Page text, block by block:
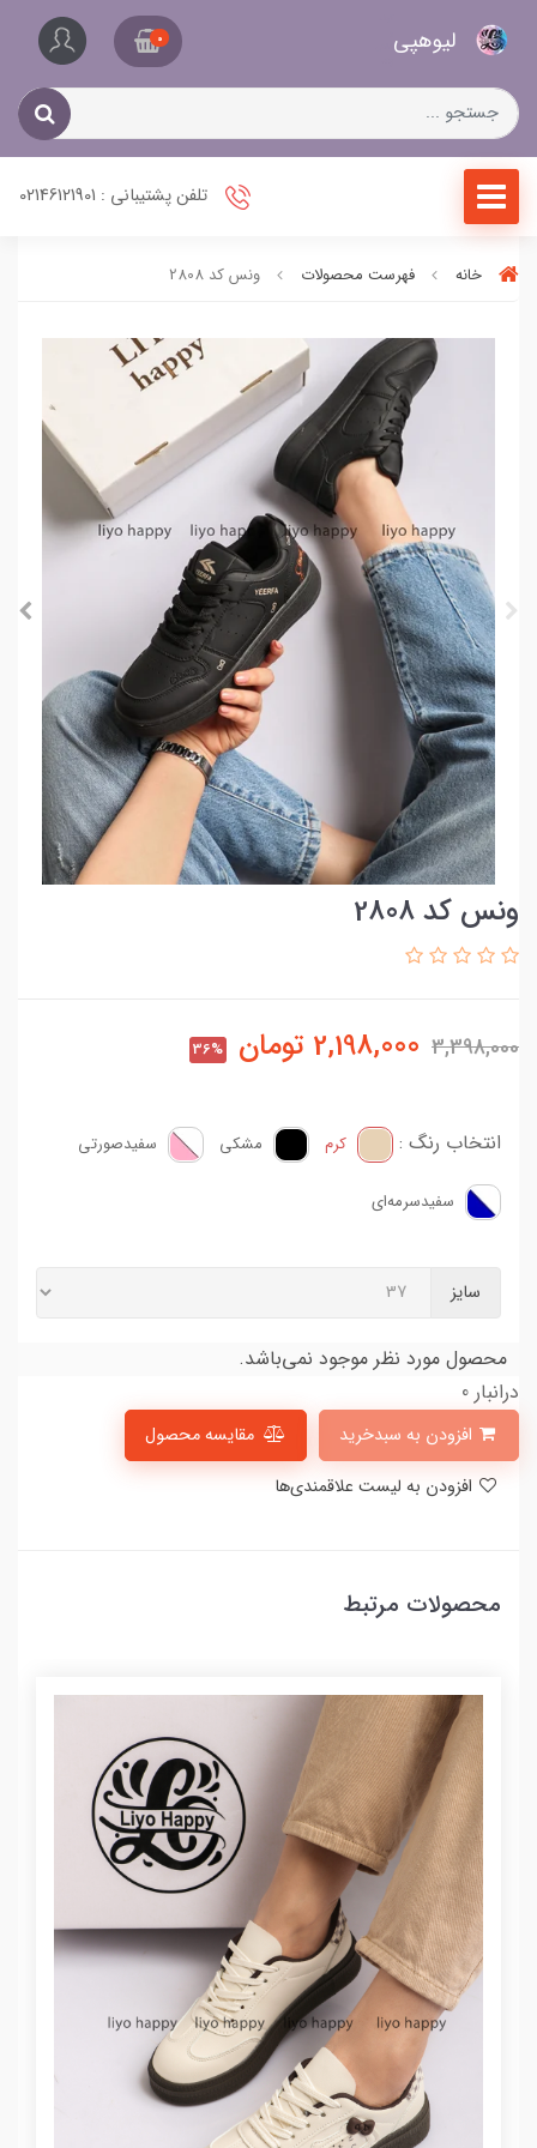
لیو‌هپی 0
تلفن پشتیبانی : 02146121901
خانه فهرست محصولات ونس کد 2808
ونس کد 2808
3,398,000
2,198,000 تومان 36%
انتخاب رنگ : کرم مشکی سفید‌صورتی
سفید‌سرمه‌ای
سایز
محصول مورد نظر موجود نمی‌باشد.
درانبار 0
مقایسه محصول
محصولات مرتبط